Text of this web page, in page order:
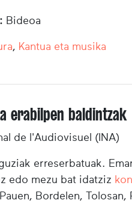
Bideoa
, Kantua eta musika
erabilpen baldintzak
de l'Audiovisuel (INA)
erreserbatuak.
edo mezu bat idatziz
Bordelen, Tolosan,